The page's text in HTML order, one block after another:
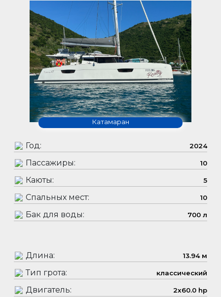
Катамаран
Год: 2024
Пассажиры: 10
Каюты: 5
Спальных мест: 10
Бак для воды: 700 л
Длина: 13.94 м
Тип грота: классический
Двигатель: 2x60.0 hp